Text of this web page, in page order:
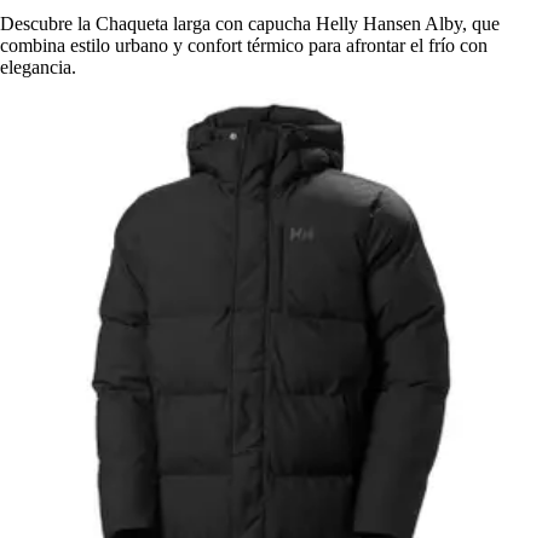
Descubre la Chaqueta larga con capucha Helly Hansen Alby, que
combina estilo urbano y confort térmico para afrontar el frío con
elegancia.